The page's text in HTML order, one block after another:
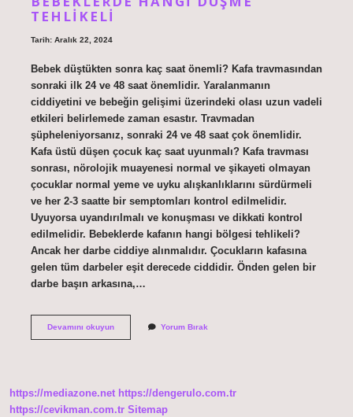
TEHLIKELI
Tarih: Aralık 22, 2024
Bebek düştükten sonra kaç saat önemli? Kafa travmasından
sonraki ilk 24 ve 48 saat önemlidir. Yaralanmanın
ciddiyetini ve bebeğin gelişimi üzerindeki olası uzun vadeli
etkileri belirlemede zaman esastır. Travmadan
şüpheleniyorsanız, sonraki 24 ve 48 saat çok önemlidir.
Kafa üstü düşen çocuk kaç saat uyunmalı? Kafa travması
sonrası, nörolojik muayenesi normal ve şikayeti olmayan
çocuklar normal yeme ve uyku alışkanlıklarını sürdürmeli
ve her 2-3 saatte bir semptomları kontrol edilmelidir.
Uyuyorsa uyandırılmalı ve konuşması ve dikkati kontrol
edilmelidir. Bebeklerde kafanın hangi bölgesi tehlikeli?
Ancak her darbe ciddiye alınmalıdır. Çocukların kafasına
gelen tüm darbeler eşit derecede ciddidir. Önden gelen bir
darbe başın arkasına,…
Devamını okuyunBebeklerde Yorum Bırak
https://mediazone.net https://dengerulo.com.tr
https://cevikman.com.tr Sitemap